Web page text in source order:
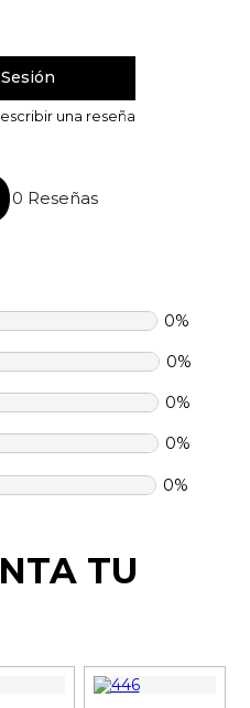
0 Reseñas
0%
0%
0%
0%
0%
TU